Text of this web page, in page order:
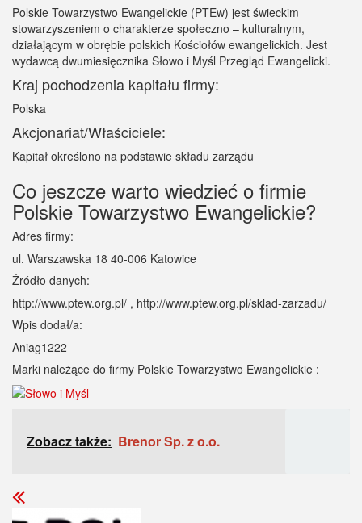
Polskie Towarzystwo Ewangelickie (PTEw) jest świeckim
stowarzyszeniem o charakterze społeczno – kulturalnym,
działającym w obrębie polskich Kościołów ewangelickich. Jest
wydawcą dwumiesięcznika Słowo i Myśl Przegląd Ewangelicki.
Kraj pochodzenia kapitału firmy:
Polska
Akcjonariat/Właściciele:
Kapitał określono na podstawie składu zarządu
Co jeszcze warto wiedzieć o firmie
Polskie Towarzystwo Ewangelickie?
Adres firmy:
ul. Warszawska 18 40-006 Katowice
Źródło danych:
http://www.ptew.org.pl/ , http://www.ptew.org.pl/sklad-zarzadu/
Wpis dodał/a:
Aniag1222
Marki należące do firmy Polskie Towarzystwo Ewangelickie :
Zobacz także: Brenor Sp. z o.o.